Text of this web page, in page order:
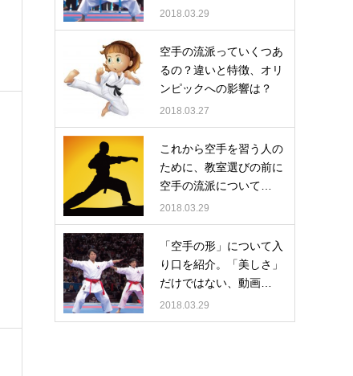
2018.03.29
空手の流派っていくつあ
るの？違いと特徴、オリ
ンピックへの影響は？
2018.03.27
これから空手を習う人の
ために、教室選びの前に
空手の流派について…
2018.03.29
「空手の形」について入
り口を紹介。「美しさ」
だけではない、動画…
2018.03.29